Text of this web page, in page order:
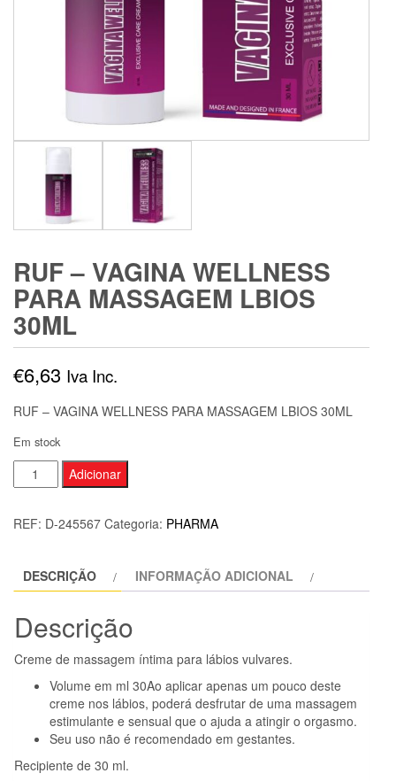
RUF – VAGINA WELLNESS
PARA MASSAGEM LBIOS
30ML
€6,63 Iva Inc.
RUF – VAGINA WELLNESS PARA MASSAGEM LBIOS 30ML
Em stock
Quantidade
de
WELLNESS
MASSAGEM
30ML
Adicionar
REF: D-245567 Categoria: PHARMA
DESCRIÇÃO INFORMAÇÃO ADICIONAL
Descrição
Creme de massagem íntima para lábios vulvares.
Volume em ml 30Ao aplicar apenas um pouco deste
creme nos lábios, poderá desfrutar de uma massagem
estimulante e sensual que o ajuda a atingir o orgasmo.
Seu uso não é recomendado em gestantes.
Recipiente de 30 ml.